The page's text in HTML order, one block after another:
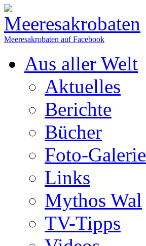
Meeresakrobaten auf Facebook
Aus aller Welt
Aktuelles
Berichte
Bücher
Foto-Galerie
Links
Mythos Wal
TV-Tipps